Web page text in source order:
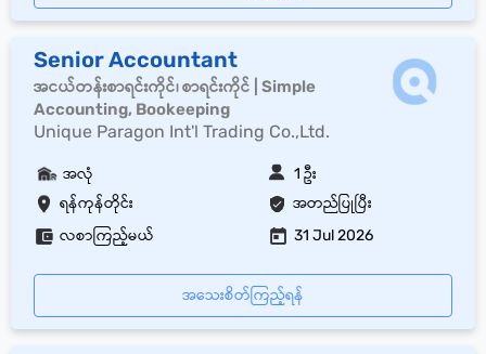
Senior Accountant
အငယ်တန်းစာရင်းကိုင်၊ စာရင်းကိုင် | Simple
Accounting, Bookeeping
Unique Paragon Int'l Trading Co.,Ltd.
ရန်ကုန်တိုင်း အတည်ပြုပြီး
အလုံ 1 ဦး
လစာကြည့်မယ် 31 Jul 2026
အသေးစိတ်ကြည့်ရန်